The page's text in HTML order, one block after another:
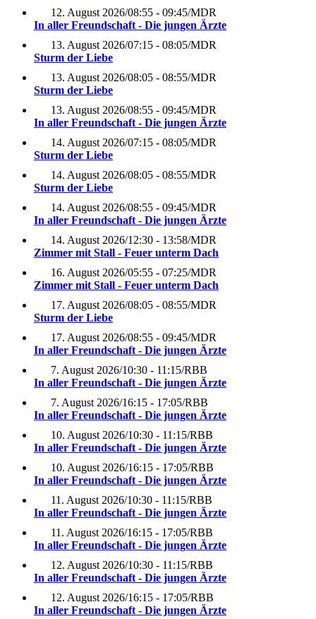
12. August 2026/08:55 - 09:45/MDR
In aller Freundschaft - Die jungen Ärzte
13. August 2026/07:15 - 08:05/MDR
Sturm der Liebe
13. August 2026/08:05 - 08:55/MDR
Sturm der Liebe
13. August 2026/08:55 - 09:45/MDR
In aller Freundschaft - Die jungen Ärzte
14. August 2026/07:15 - 08:05/MDR
Sturm der Liebe
14. August 2026/08:05 - 08:55/MDR
Sturm der Liebe
14. August 2026/08:55 - 09:45/MDR
In aller Freundschaft - Die jungen Ärzte
14. August 2026/12:30 - 13:58/MDR
Zimmer mit Stall - Feuer unterm Dach
16. August 2026/05:55 - 07:25/MDR
Zimmer mit Stall - Feuer unterm Dach
17. August 2026/08:05 - 08:55/MDR
Sturm der Liebe
17. August 2026/08:55 - 09:45/MDR
In aller Freundschaft - Die jungen Ärzte
7. August 2026/10:30 - 11:15/RBB
In aller Freundschaft - Die jungen Ärzte
7. August 2026/16:15 - 17:05/RBB
In aller Freundschaft - Die jungen Ärzte
10. August 2026/10:30 - 11:15/RBB
In aller Freundschaft - Die jungen Ärzte
10. August 2026/16:15 - 17:05/RBB
In aller Freundschaft - Die jungen Ärzte
11. August 2026/10:30 - 11:15/RBB
In aller Freundschaft - Die jungen Ärzte
11. August 2026/16:15 - 17:05/RBB
In aller Freundschaft - Die jungen Ärzte
12. August 2026/10:30 - 11:15/RBB
In aller Freundschaft - Die jungen Ärzte
12. August 2026/16:15 - 17:05/RBB
In aller Freundschaft - Die jungen Ärzte